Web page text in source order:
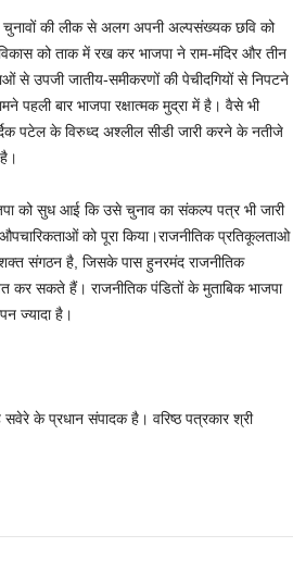
चुनावों की लीक से अलग अपनी अल्पसंख्यक छवि को
को ताक में रख कर भाजपा ने राम-मंदिर और तीन
से उपजी जातीय-समीकरणों की पेचीदगियों से निपटने
पहली बार भाजपा रक्षात्मक मुद्रा में है। वैसे भी
पटेल के विरुध्द अश्लील सीडी जारी करने के नतीजे
को सुध आई कि उसे चुनाव का संकल्प पत्र भी जारी
को पूरा किया।राजनीतिक प्रतिकूलताओ
संगठन है, जिसके पास हुनरमंद राजनीतिक
कर सकते हैं। राजनीतिक पंडितों के मुताबिक भाजपा
ज्यादा है।
के प्रधान संपादक है। वरिष्ठ पत्रकार श्री